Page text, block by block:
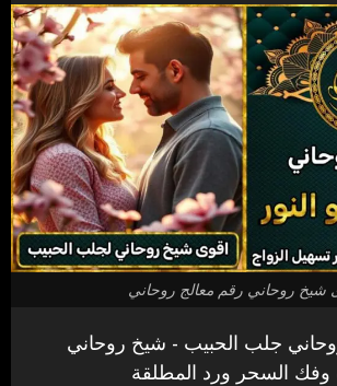
شيخ روحاني رقم معالج روحاني
جلب الحبيب - شيخ روحاني
وفك السحر ورد المطلقة